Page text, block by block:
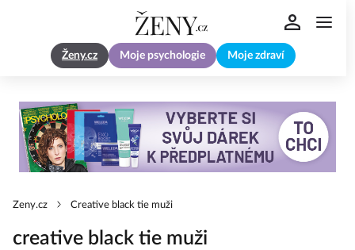
Ženy.cz Moje psychologie Moje zdraví
Zeny.cz Creative black tie muži
creative black tie muži